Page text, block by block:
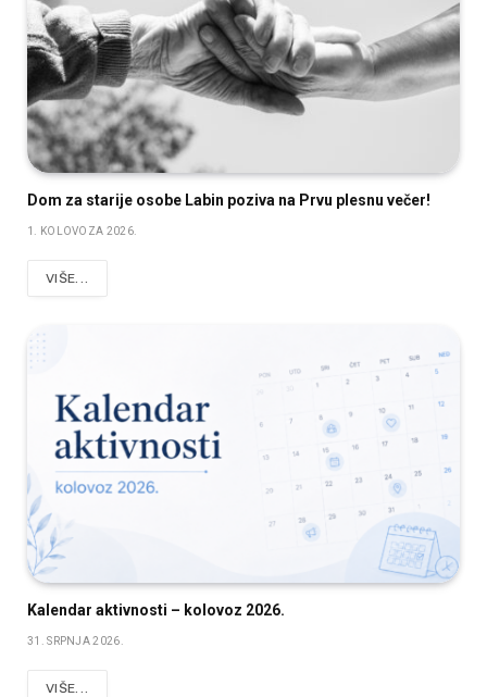
Dom za starije osobe Labin poziva na Prvu plesnu večer!
1. KOLOVOZA 2026.
VIŠE...
Kalendar aktivnosti – kolovoz 2026.
31. SRPNJA 2026.
VIŠE...